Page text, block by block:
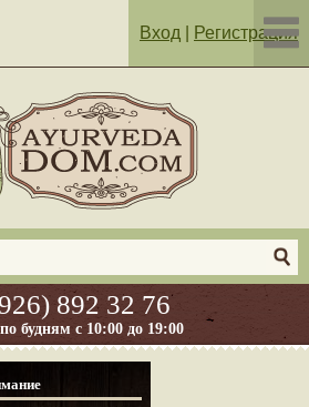
892 32 76
будням с 10:00 до 19:00
Вход Регистрация